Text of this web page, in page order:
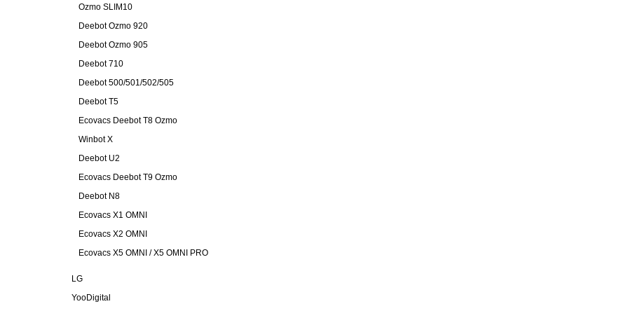
Ozmo SLIM10
Deebot Ozmo 920
Deebot Ozmo 905
Deebot 710
Deebot 500/501/502/505
Deebot T5
Ecovacs Deebot T8 Ozmo
Winbot X
Deebot U2
Ecovacs Deebot T9 Ozmo
Deebot N8
Ecovacs X1 OMNI
Ecovacs X2 OMNI
Ecovacs X5 OMNI / X5 OMNI PRO
LG
YooDigital